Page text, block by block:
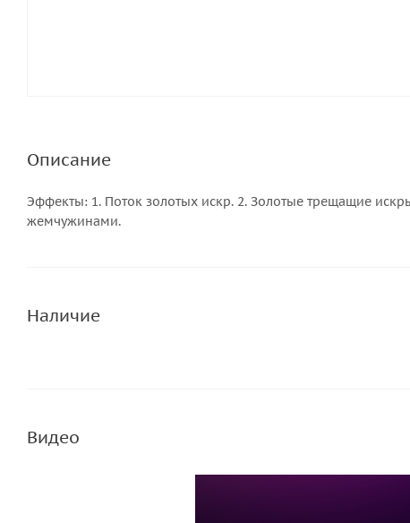
Описание
Эффекты: 1. Поток золотых искр. 2. Золотые трещащие
жемчужинами.
Наличие
Видео